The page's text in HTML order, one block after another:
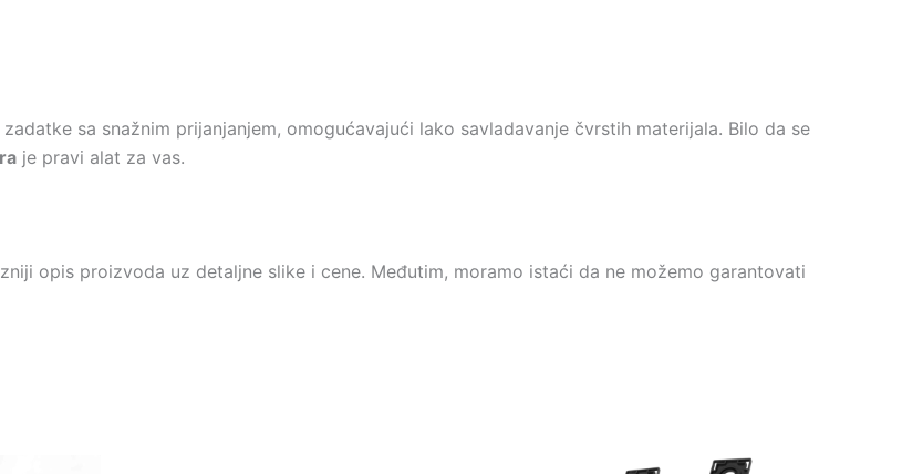
sa snažnim prijanjanjem, omogućavajući lako savladavanje čvrstih materijala. Bilo da se
je pravi alat za vas.
opis proizvoda uz detaljne slike i cene. Međutim, moramo istaći da ne možemo garantovati